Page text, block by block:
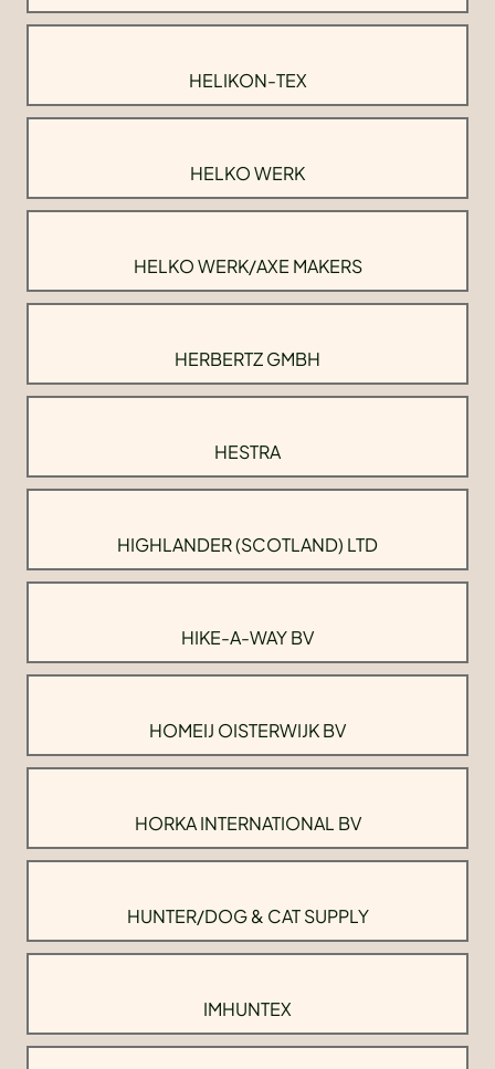
HELIKON-TEX
HELKO WERK
HELKO WERK/AXE MAKERS
HERBERTZ GMBH
HESTRA
HIGHLANDER (SCOTLAND) LTD
HIKE-A-WAY BV
HOMEIJ OISTERWIJK BV
HORKA INTERNATIONAL BV
HUNTER/DOG & CAT SUPPLY
IMHUNTEX